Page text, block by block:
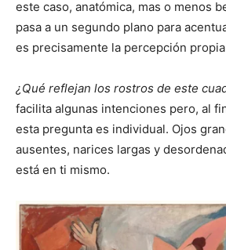
este caso, anatómica, mas o menos
pasa a un segundo plano para
es precisamente la percepción
¿Qué reflejan los rostros de este
facilita algunas intenciones pero, al
esta pregunta es individual. Ojos
ausentes, narices largas y
está en ti mismo.